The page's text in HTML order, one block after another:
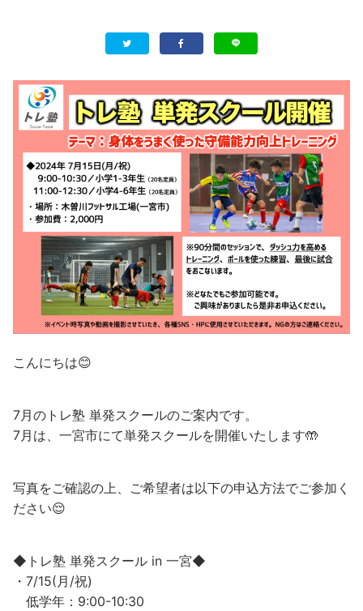
こんにちは😊
7月のトレ塾 単発スクールのご案内です。
7月は、一宮市にて単発スクールを開催いたします🤲
写真をご確認の上、ご希望者は以下の申込方法でご参加く
ださい😌
◆トレ塾 単発スクール in 一宮◆
・7/15(月/祝)
低学年：9:00-10:30